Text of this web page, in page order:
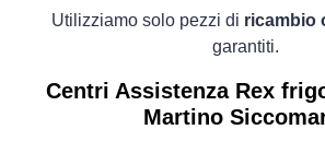
Utilizziamo solo pezzi di ricambio
garantiti.
Centri Assistenza Rex
Martino